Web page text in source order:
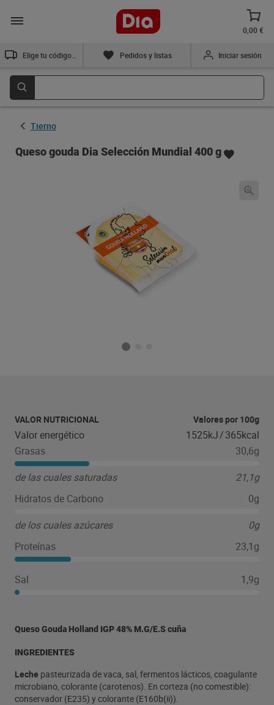
0,00 €
Pedidos y listas Iniciar sesión
Tierno
Queso gouda Dia Selección Mundial 400 g
VALOR NUTRICIONAL Valores por 100g
Valor energético 1525kJ/365kcal
Grasas
30,6g
de las cuales saturadas
21,1g
Hidratos de Carbono
0g
de los cuales azúcares
0g
Proteínas
23,1g
Sal 1,9g
Queso Gouda Holland IGP 48% M.G/E.S cuña
INGREDIENTES
Leche pasteurizada de vaca, sal, fermentos lácticos, coagulante
microbiano, colorante (carotenos). En corteza (no comestible):
conservador (E235) y colorante (E160b(ii)).